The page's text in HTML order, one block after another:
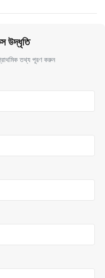
উদ্ধৃতি
তথ্য পূরণ করুন